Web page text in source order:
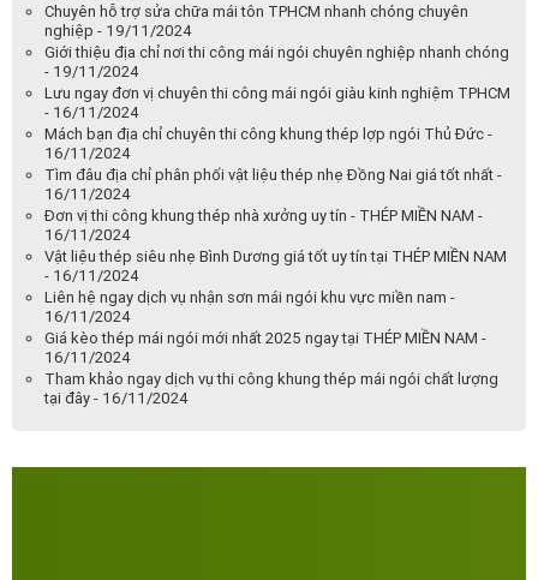
Chuyên hỗ trợ sửa chữa mái tôn TPHCM nhanh chóng chuyên
nghiệp - 19/11/2024
Giới thiệu địa chỉ nơi thi công mái ngói chuyên nghiệp nhanh chóng
- 19/11/2024
Lưu ngay đơn vị chuyên thi công mái ngói giàu kinh nghiệm TPHCM
- 16/11/2024
Mách bạn địa chỉ chuyên thi công khung thép lợp ngói Thủ Đức -
16/11/2024
Tìm đâu địa chỉ phân phối vật liệu thép nhẹ Đồng Nai giá tốt nhất -
16/11/2024
Đơn vị thi công khung thép nhà xưởng uy tín - THÉP MIỀN NAM -
16/11/2024
Vật liệu thép siêu nhẹ Bình Dương giá tốt uy tín tại THÉP MIỀN NAM
- 16/11/2024
Liên hệ ngay dịch vụ nhận sơn mái ngói khu vực miền nam -
16/11/2024
Giá kèo thép mái ngói mới nhất 2025 ngay tại THÉP MIỀN NAM -
16/11/2024
Tham khảo ngay dịch vụ thi công khung thép mái ngói chất lượng
tại đây - 16/11/2024